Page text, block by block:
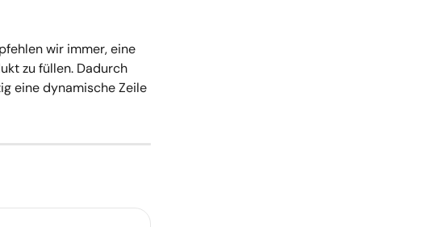
wir immer, eine
zu füllen. Dadurch
eine dynamische Zeile